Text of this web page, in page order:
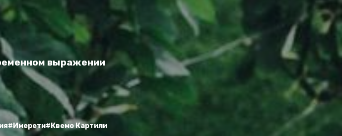
выражении
#Имерети#Квемо Картили